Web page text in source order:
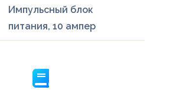
Импульсный блок
питания, 10 aмпер